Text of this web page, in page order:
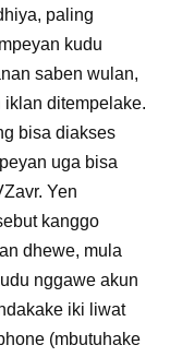
paling
kudu
saben wulan,
ditempelake.
bisa diakses
uga bisa
Yen
kanggo
dhewe, mula
nggawe akun
iki liwat
(mbutuhake